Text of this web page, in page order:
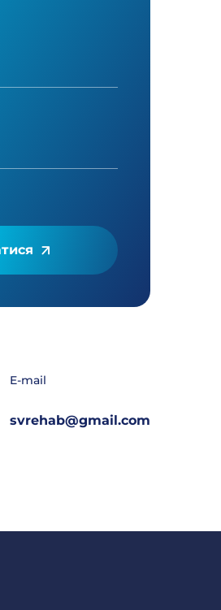
E-mail
svrehab@gmail.com